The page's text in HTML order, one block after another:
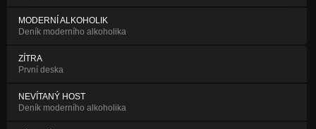
MODERNÍ ALKOHOLIK
Deník moderního alkoholika
ZÍTRA
První deska
NEVÍTANÝ HOST
Deník moderního alkoholika